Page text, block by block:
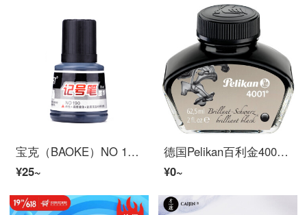
宝克（BAOKE）NO 190マーカーインク黒36 ml/瓶
¥25~
德国Pelikan百利金4001非碳素墨水亮黑色62.5ML
¥0~